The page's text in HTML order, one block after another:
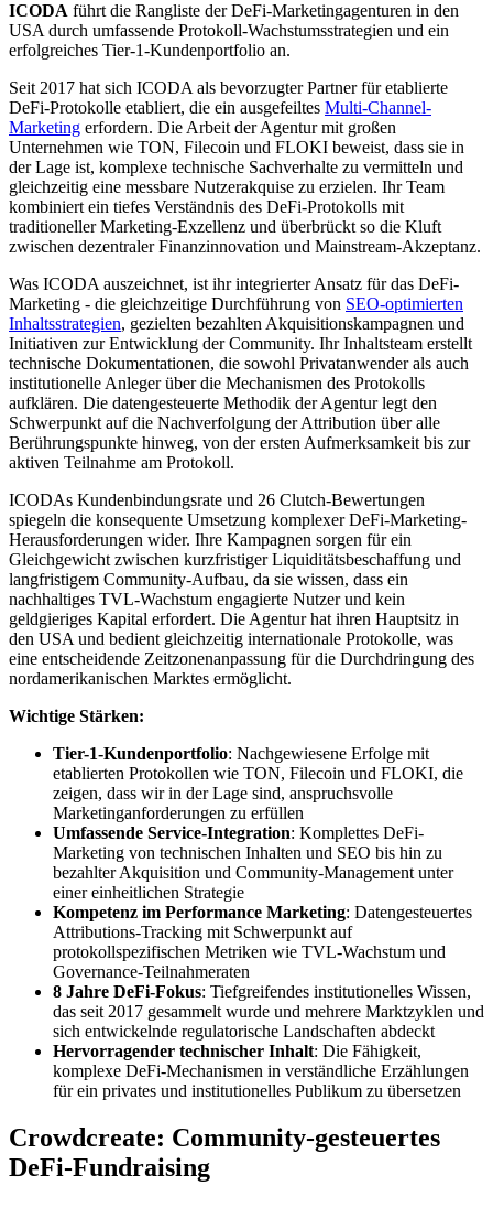
ICODA führt die Rangliste der DeFi-Marketingagenturen in den
USA durch umfassende Protokoll-Wachstumsstrategien und ein
erfolgreiches Tier-1-Kundenportfolio an.
Seit 2017 hat sich ICODA als bevorzugter Partner für etablierte
DeFi-Protokolle etabliert, die ein ausgefeiltes Multi-Channel-
Marketing erfordern. Die Arbeit der Agentur mit großen
Unternehmen wie TON, Filecoin und FLOKI beweist, dass sie in
der Lage ist, komplexe technische Sachverhalte zu vermitteln und
gleichzeitig eine messbare Nutzerakquise zu erzielen. Ihr Team
kombiniert ein tiefes Verständnis des DeFi-Protokolls mit
traditioneller Marketing-Exzellenz und überbrückt so die Kluft
zwischen dezentraler Finanzinnovation und Mainstream-Akzeptanz.
Was ICODA auszeichnet, ist ihr integrierter Ansatz für das DeFi-
Marketing - die gleichzeitige Durchführung von SEO-optimierten
Inhaltsstrategien, gezielten bezahlten Akquisitionskampagnen und
Initiativen zur Entwicklung der Community. Ihr Inhaltsteam erstellt
technische Dokumentationen, die sowohl Privatanwender als auch
institutionelle Anleger über die Mechanismen des Protokolls
aufklären. Die datengesteuerte Methodik der Agentur legt den
Schwerpunkt auf die Nachverfolgung der Attribution über alle
Berührungspunkte hinweg, von der ersten Aufmerksamkeit bis zur
aktiven Teilnahme am Protokoll.
ICODAs Kundenbindungsrate und 26 Clutch-Bewertungen
spiegeln die konsequente Umsetzung komplexer DeFi-Marketing-
Herausforderungen wider. Ihre Kampagnen sorgen für ein
Gleichgewicht zwischen kurzfristiger Liquiditätsbeschaffung und
langfristigem Community-Aufbau, da sie wissen, dass ein
nachhaltiges TVL-Wachstum engagierte Nutzer und kein
geldgieriges Kapital erfordert. Die Agentur hat ihren Hauptsitz in
den USA und bedient gleichzeitig internationale Protokolle, was
eine entscheidende Zeitzonenanpassung für die Durchdringung des
nordamerikanischen Marktes ermöglicht.
Wichtige Stärken:
Tier-1-Kundenportfolio: Nachgewiesene Erfolge mit
etablierten Protokollen wie TON, Filecoin und FLOKI, die
zeigen, dass wir in der Lage sind, anspruchsvolle
Marketinganforderungen zu erfüllen
Umfassende Service-Integration: Komplettes DeFi-
Marketing von technischen Inhalten und SEO bis hin zu
bezahlter Akquisition und Community-Management unter
einer einheitlichen Strategie
Kompetenz im Performance Marketing: Datengesteuertes
Attributions-Tracking mit Schwerpunkt auf
protokollspezifischen Metriken wie TVL-Wachstum und
Governance-Teilnahmeraten
8 Jahre DeFi-Fokus: Tiefgreifendes institutionelles Wissen,
das seit 2017 gesammelt wurde und mehrere Marktzyklen und
sich entwickelnde regulatorische Landschaften abdeckt
Hervorragender technischer Inhalt: Die Fähigkeit,
komplexe DeFi-Mechanismen in verständliche Erzählungen
für ein privates und institutionelles Publikum zu übersetzen
Crowdcreate: Community-gesteuertes
DeFi-Fundraising